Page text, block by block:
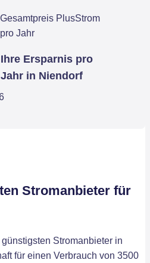
Gesamtpreis PlusStrom
pro Jahr
Ihre Ersparnis pro
Jahr in Niendorf
Stromanbieter für
Stromanbieter in
für einen Verbrauch von 3500